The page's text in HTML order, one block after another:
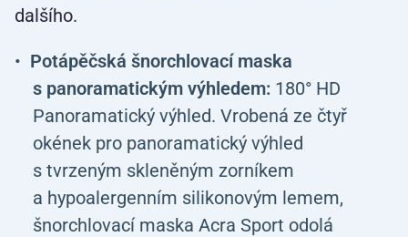
dalšího.
Potápěčská šnorchlovací maska
s panoramatickým výhledem: 180° HD
Panoramatický výhled. Vrobená ze čtyř
okének pro panoramatický výhled
s tvrzeným skleněným zorníkem
a hypoalergenním silikonovým lemem,
šnorchlovací maska Acra Sport odolá